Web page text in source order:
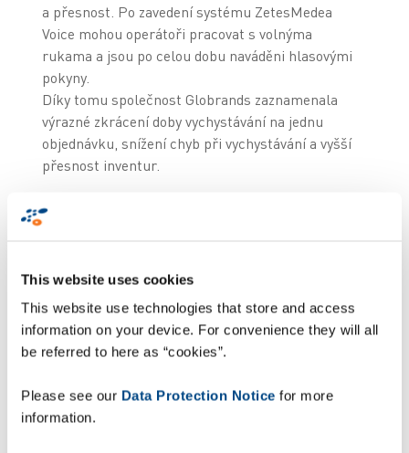
This website uses cookies
This website use technologies that store and access
information on your device. For convenience they will all
be referred to here as “cookies”.
Please see our Data Protection Notice for more
information.
a přesnost. Po zavedení systému ZetesMedea
Voice mohou operátoři pracovat s volnýma
rukama a jsou po celou dobu naváděni hlasovými
pokyny.
Díky tomu společnost Globrands zaznamenala
výrazné zkrácení doby vychystávání na jednu
objednávku, snížení chyb při vychystávání a vyšší
přesnost inventur.
Uživatelsky přívětivé a vysoce
kvalitní řešení
Rozpoznávání hlasu spolu s multimodálním
Android navíc prokázaly, že řešení ZetesMedea je
nejintuitivnější a nejsnadněji se učí i pro nové
pracovníky vychystávání a operátory. Meirav
Globrands, k tomu říká: „Rozhodli jsme se vybrat
jako poskytovatele hlasového řešení společnost